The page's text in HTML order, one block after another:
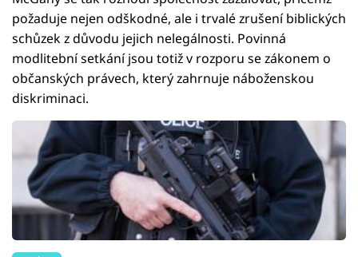
požaduje nejen odškodné, ale i trvalé zrušení biblických
schůzek z důvodu jejich nelegálnosti. Povinná
modlitební setkání jsou totiž v rozporu se zákonem o
občanských právech, který zahrnuje náboženskou
diskriminaci.